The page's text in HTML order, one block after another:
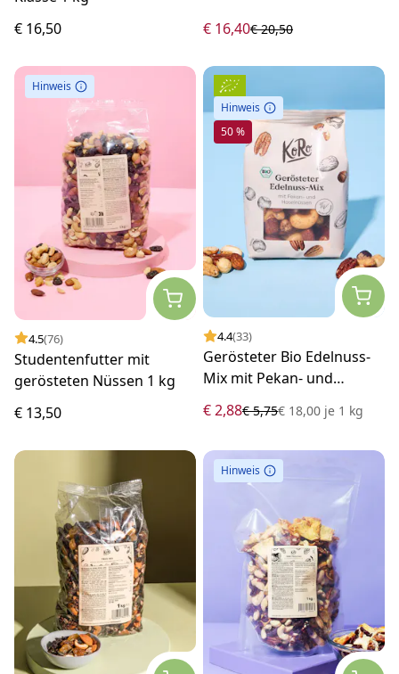
€ 16,50
€ 16,40€ 20,50
Hinweis
4.5(76)
Studentenfutter mit
gerösteten Nüssen 1 kg
€ 13,50
Hinweis
50 %
4.4(33)
Gerösteter Bio Edelnuss-
Mix mit Pekan- und
€ 2,88€ 5,75€ 18,00 je 1 kg
Hinweis